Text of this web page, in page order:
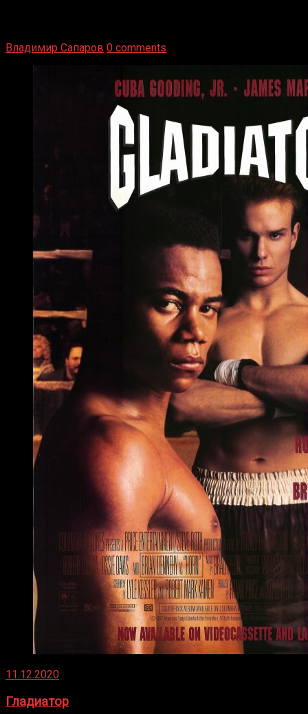
Владимир Сапаров 0 comments
11.12.2020
Гладиатор